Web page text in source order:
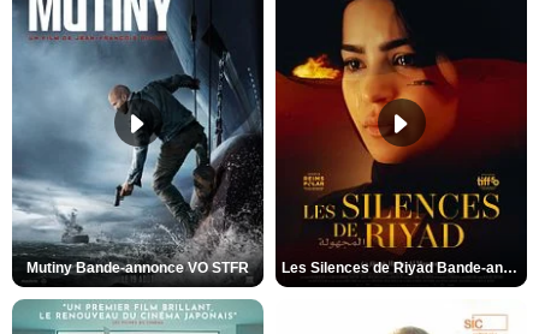
Mutiny Bande-annonce VO STFR Les Silences de Riyad Bande-annonce VO STFR